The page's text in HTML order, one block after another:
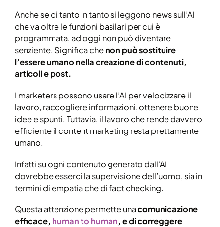
Anche se di tanto in tanto si leggono news sull’AI
che va oltre le funzioni basilari per cui è
programmata, ad oggi non può diventare
senziente. Significa chenon può sostituire
l’essere umano nella creazione di contenuti,
articoli e post.
I marketers possono usare l’AI per velocizzare il
lavoro, raccogliere informazioni, ottenere buone
idee e spunti. Tuttavia, il lavoro che rende davvero
efficiente il content marketing resta prettamente
umano.
Infatti su ogni contenuto generato dall’AI
dovrebbe esserci la supervisione dell’uomo, sia in
termini di empatia che di fact checking.
Questa attenzione permette unacomunicazione
efficace, human to human, e di correggere